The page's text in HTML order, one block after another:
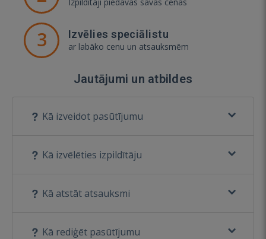
3 Izvēlies speciālistu
ar labāko cenu un atsauksmēm
Jautājumi un atbildes
Kā izveidot pasūtījumu
Kā izvēlēties izpildītāju
Kā atstāt atsauksmi
Kā rediģēt pasūtījumu